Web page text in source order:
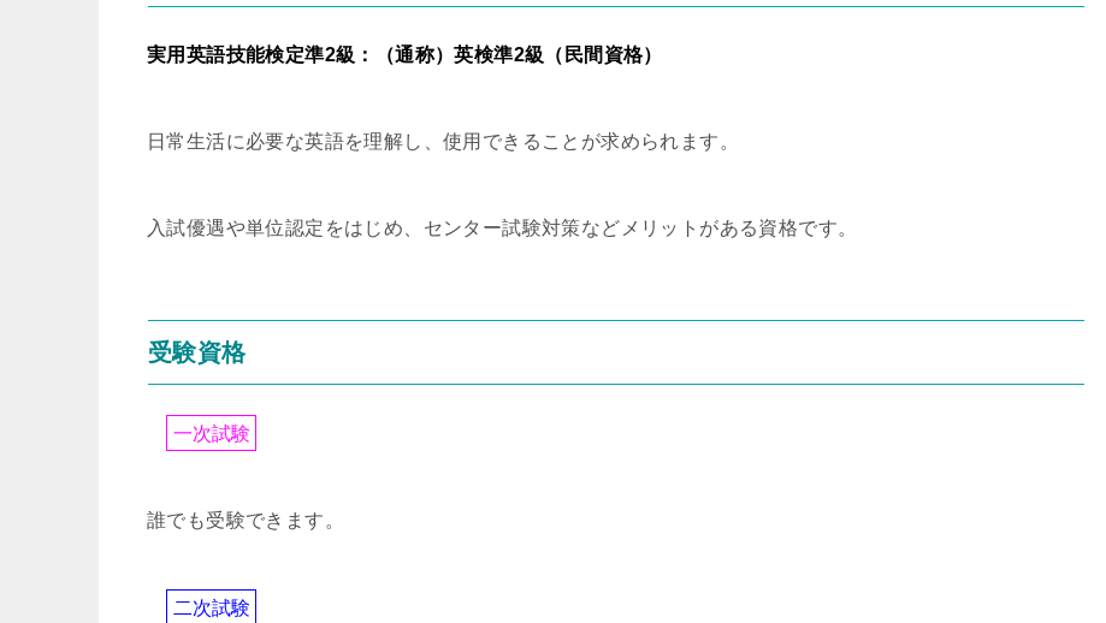
実用英語技能検定準2級：（通称）英検準2級（民間資格）
日常生活に必要な英語を理解し、使用できることが求められます。
入試優遇や単位認定をはじめ、センター試験対策などメリットがある資格です。
受験資格
一次試験
誰でも受験できます。
二次試験